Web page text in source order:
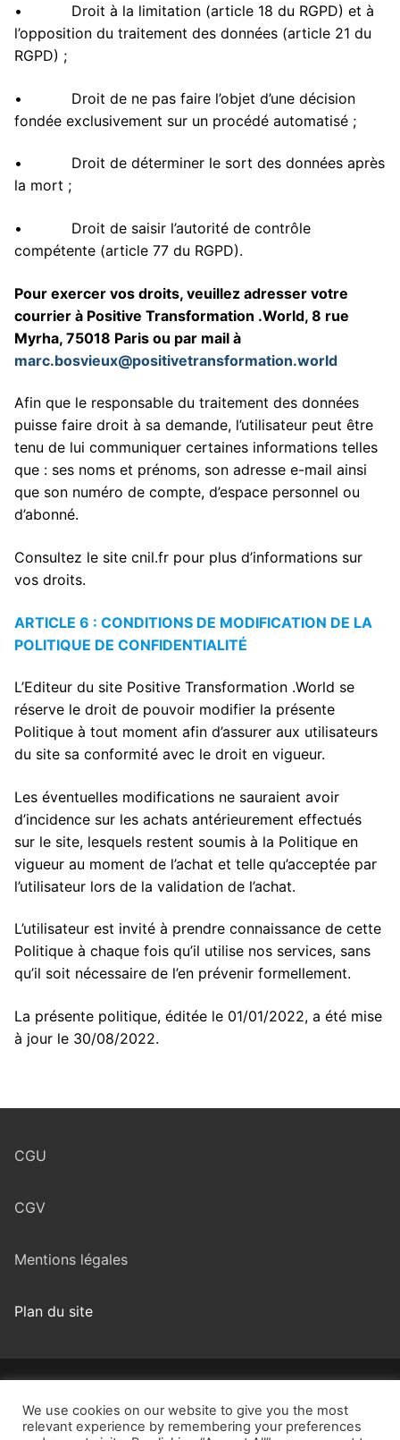
• Droit à la limitation (article 18 du RGPD) et à
l’opposition du traitement des données (article 21 du
RGPD) ;
• Droit de ne pas faire l’objet d’une décision
fondée exclusivement sur un procédé automatisé ;
• Droit de déterminer le sort des données après
la mort ;
• Droit de saisir l’autorité de contrôle
compétente (article 77 du RGPD).
Pour exercer vos droits, veuillez adresser votre
courrier à Positive Transformation .World, 8 rue
Myrha, 75018 Paris ou par mail à
marc.bosvieux@positivetransformation.world
Afin que le responsable du traitement des données
puisse faire droit à sa demande, l’utilisateur peut être
tenu de lui communiquer certaines informations telles
que : ses noms et prénoms, son adresse e-mail ainsi
que son numéro de compte, d’espace personnel ou
d’abonné.
Consultez le site cnil.fr pour plus d’informations sur
vos droits.
ARTICLE 6 : CONDITIONS DE MODIFICATION DE LA
POLITIQUE DE CONFIDENTIALITÉ
L’Editeur du site Positive Transformation .World se
réserve le droit de pouvoir modifier la présente
Politique à tout moment afin d’assurer aux utilisateurs
du site sa conformité avec le droit en vigueur.
Les éventuelles modifications ne sauraient avoir
d’incidence sur les achats antérieurement effectués
sur le site, lesquels restent soumis à la Politique en
vigueur au moment de l’achat et telle qu’acceptée par
l’utilisateur lors de la validation de l’achat.
L’utilisateur est invité à prendre connaissance de cette
Politique à chaque fois qu’il utilise nos services, sans
qu’il soit nécessaire de l’en prévenir formellement.
La présente politique, éditée le 01/01/2022, a été mise
à jour le 30/08/2022.
CGU
CGV
Mentions légales
Plan du site
parCustomify.
We use cookies on our website to give you the most
relevant experience by remembering your preferences